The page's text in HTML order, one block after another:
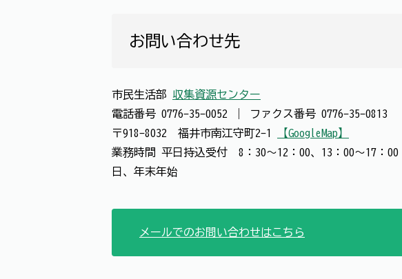
お問い合わせ先
市民生活部 収集資源センター
電話番号 0776-35-0052 ファクス番号 0776-35-0813
〒918-8032 福井市南江守町2-1
【GoogleMap】
業務時間 平日持込受付 8：30～12：00、13：00～17：
日、年末年始
メールでのお問い合わせはこちら